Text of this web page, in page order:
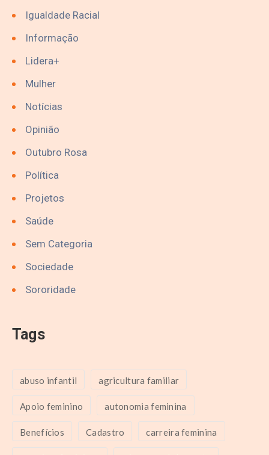
Igualdade Racial
Informação
Lidera+
Mulher
Notícias
Opinião
Outubro Rosa
Política
Projetos
Saúde
Sem Categoria
Sociedade
Sororidade
Tags
abuso infantil agricultura familiar
Apoio feminino autonomia feminina
Benefícios Cadastro carreira feminina